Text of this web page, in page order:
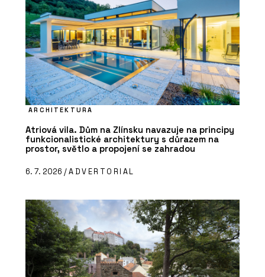
ARCHITEKTURA
Atriová vila. Dům na Zlínsku navazuje na principy
funkcionalistické architektury s důrazem na
prostor, světlo a propojení se zahradou
6. 7. 2026 /ADVERTORIAL